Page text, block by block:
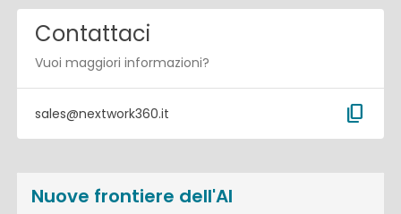
Contattaci
Vuoi maggiori informazioni?
sales@nextwork360.it content_copy
Nuove frontiere dell'AI